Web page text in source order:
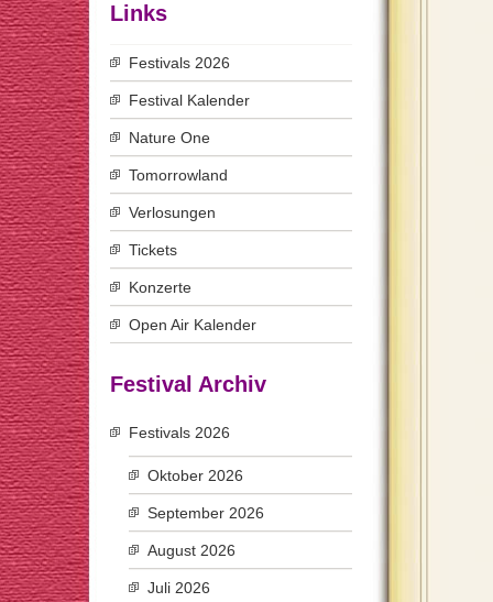
Links
Festivals 2026
Festival Kalender
Nature One
Tomorrowland
Verlosungen
Tickets
Konzerte
Open Air Kalender
Festival Archiv
Festivals 2026
Oktober 2026
September 2026
August 2026
Juli 2026